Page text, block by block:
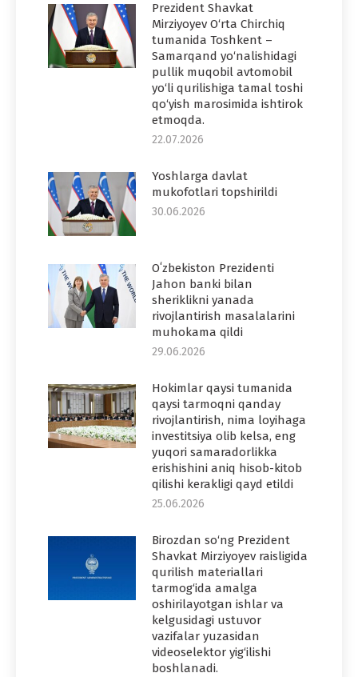
Prezident Shavkat
Mirziyoyev O‘rta Chirchiq
tumanida Toshkent –
Samarqand yo‘nalishidagi
pullik muqobil avtomobil
yo‘li qurilishiga tamal toshi
qo‘yish marosimida ishtirok
etmoqda.
22.07.2026
Yoshlarga davlat
mukofotlari topshirildi
30.06.2026
Oʻzbekiston Prezidenti
Jahon banki bilan
sheriklikni yanada
rivojlantirish masalalarini
muhokama qildi
29.06.2026
Hokimlar qaysi tumanida
qaysi tarmoqni qanday
rivojlantirish, nima loyihaga
investitsiya olib kelsa, eng
yuqori samaradorlikka
erishishini aniq hisob-kitob
qilishi kerakligi qayd etildi
25.06.2026
Birozdan so‘ng Prezident
Shavkat Mirziyoyev raisligida
qurilish materiallari
tarmog‘ida amalga
oshirilayotgan ishlar va
kelgusidagi ustuvor
vazifalar yuzasidan
videoselektor yig‘ilishi
boshlanadi.